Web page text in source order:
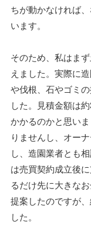
ちが動かなければ
います。
そのため、私はま
えました。実際に
や伐根、石やゴミ
した。見積金額は
かかるのかと思い
りませんし、オー
し、造園業者とも
は売買契約成立後
るだけ先に大きな
提案したのですが
した。